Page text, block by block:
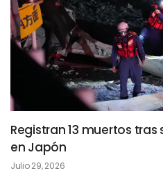
Registran 13 muertos
en Japón
Julio 29, 2026